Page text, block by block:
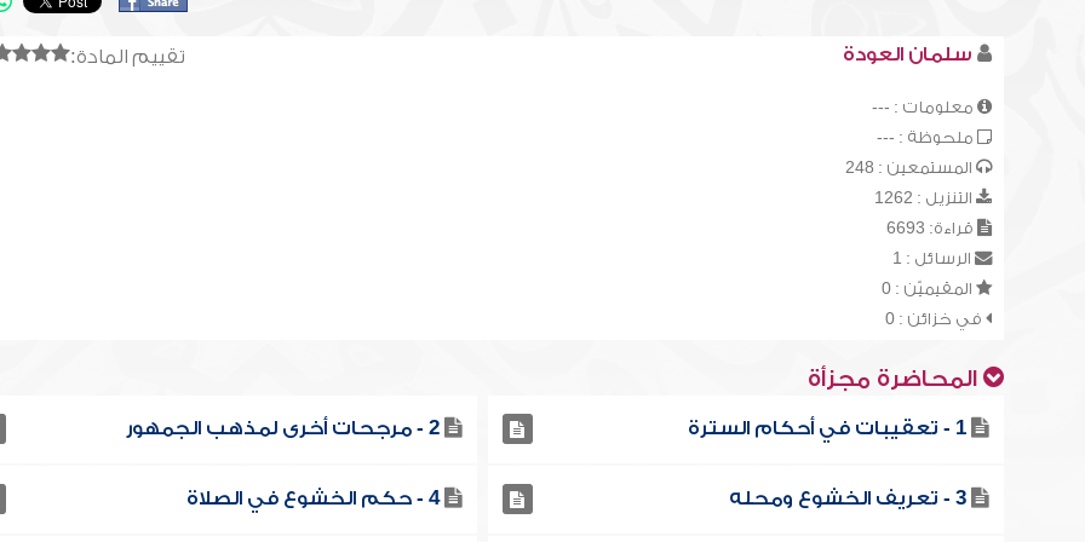
تقييم المادة: سلمان العودة
معلومات : ---
ملحوظة : ---
المستمعين : 248
التنزيل : 1262
قراءة: 6693
الرسائل : 1
المقيميّن : 0
في خزائن : 0
المحاضرة مجزأة
1 - تعقيبات في أحكام السترة 2 - مرجحات أخرى لمذهب الجمهور
3 - تعريف الخشوع ومحله 4 - حكم الخشوع في الصلاة